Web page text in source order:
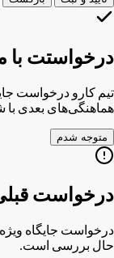
درخواستت با
تیم کارو درخواست
هماهنگی‌های بعدی
متوجه شدم
درخواست
درخواست جایگاه
حال بررسی است.